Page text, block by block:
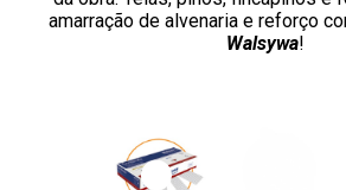
amarração de alvenaria e reforço
Walsywa!